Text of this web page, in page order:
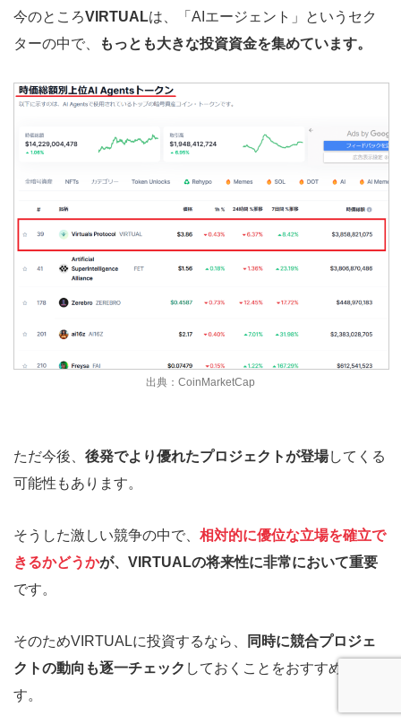
今のところVIRTUALは、「AIエージェント」というセク
ターの中で、
もっとも大きな投資資金を集めています。
出典：CoinMarketCap
ただ今後、 後発でより優れたプロジェクトが登場してくる
可能性もあります。
そうした激しい競争の中で、 相対的に優位な立場を確立で
きるかどうかが、VIRTUALの将来性に非常において重要
です。
そのためVIRTUALに投資するなら、
同時に競合プロジェ
クトの動向も逐一チェック しておくことをおすすめしま
す。